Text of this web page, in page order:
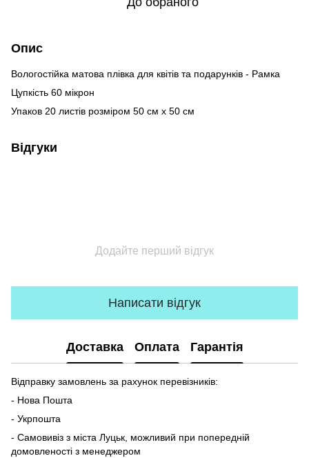
Опис
Вологостійка матова плівка для квітів та подарунків - Рамка
Цупкість 60 мікрон
Упаков 20 листів розміром 50 см х 50 см
Відгуки
Додайте перший відгук
Написати відгук
Доставка Оплата Гарантія
Відправку замовлень за рахунок перевізників:
- Нова Пошта
- Укрпошта
- Самовивіз з міста Луцьк, можливий при попередній
домовленості з менеджером